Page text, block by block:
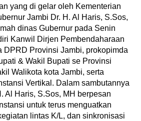
yang di gelar oleh Kementerian
Jambi Dr. H. Al Haris, S.Sos,
dinas Gubernur pada Senin
Kanwil Dirjen Pembendaharaan
DPRD Provinsi Jambi, prokopimda
& Wakil Bupati se Provinsi
Walikota kota Jambi, serta
Vertikal. Dalam sambutannya
Al Haris, S.Sos, MH berpesan
untuk terus menguatkan
lintas K/L, dan sinkronisasi